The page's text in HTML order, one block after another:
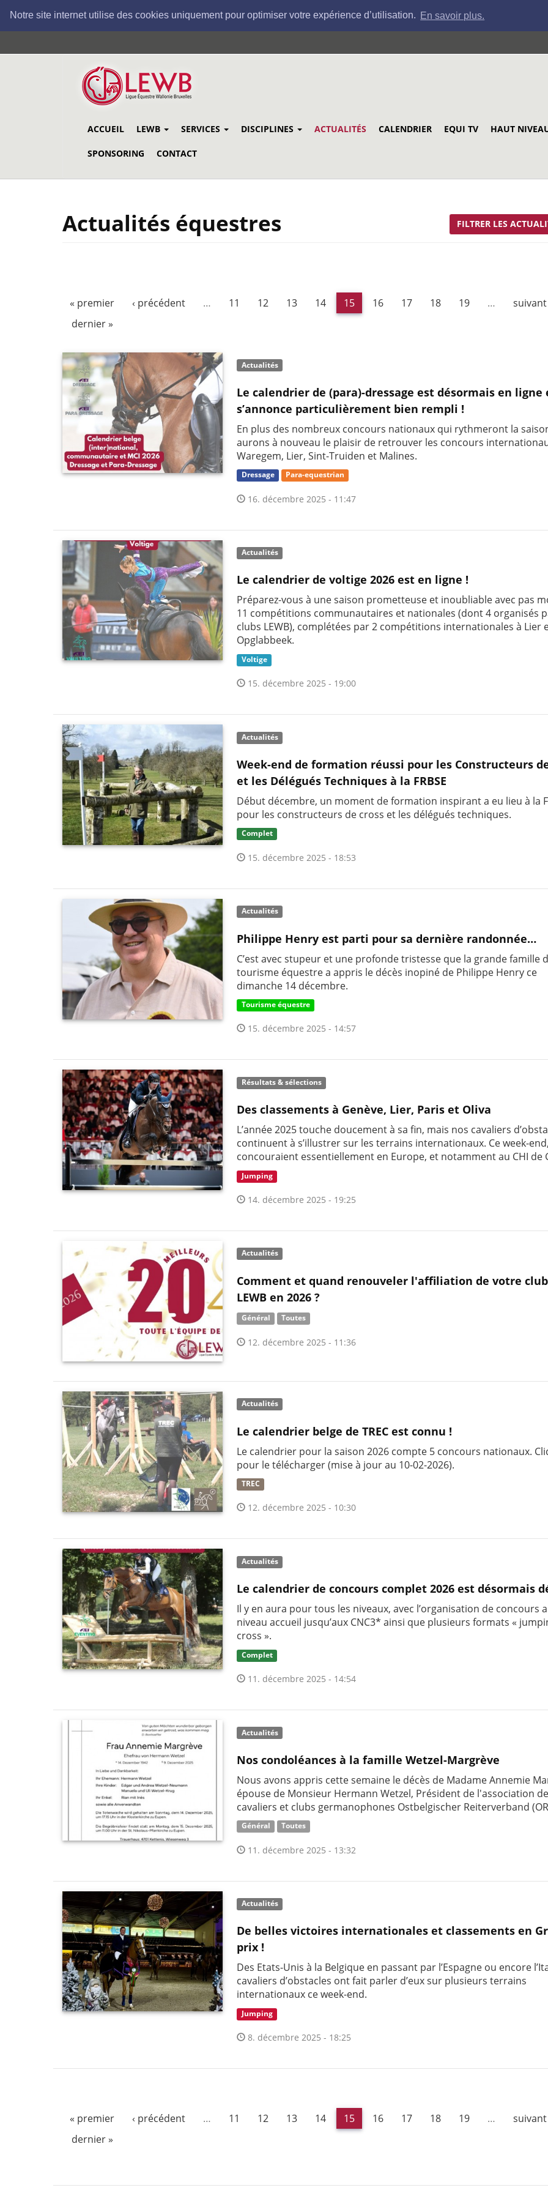
Notre site internet utilise des cookies uniquement pour optimiser votre expérience d’utilisation. En savoir plus.
au
ACCUEIL LEWB SERVICES DISCIPLINES ACTUALITÉS CALENDRIER EQUI TV HAUT
SPONSORING CONTACT
Actualités équestres FILTRER LES
« premier ‹ précédent … 11 12 13 14 15 16 17 18 19 …
suivant
dernier »
Actualités
Le calendrier de (para)-dressage est désormais en ligne
s’annonce particulièrement bien rempli !
En plus des nombreux concours nationaux qui rythmeront la
aurons à nouveau le plaisir de retrouver les concours
Waregem, Lier, Sint-Truiden et Malines.
Dressage Para-equestrian
16. décembre 2025 - 11:47
Actualités
Le calendrier de voltige 2026 est en ligne !
Préparez-vous à une saison prometteuse et inoubliable avec pas
11 compétitions communautaires et nationales (dont 4 organisés
clubs LEWB), complétées par 2 compétitions internationales à Lier
Opglabbeek.
Voltige
15. décembre 2025 - 19:00
Actualités
Week-end de formation réussi pour les Constructeurs
et les Délégués Techniques à la FRBSE
Début décembre, un moment de formation inspirant a eu lieu à la
pour les constructeurs de cross et les délégués techniques.
Complet
15. décembre 2025 - 18:53
Actualités
Philippe Henry est parti pour sa dernière randonnée…
C’est avec stupeur et une profonde tristesse que la grande famille
tourisme équestre a appris le décès inopiné de Philippe Henry ce
dimanche 14 décembre.
Tourisme équestre
15. décembre 2025 - 14:57
Résultats & sélections
Des classements à Genève, Lier, Paris et Oliva
L’année 2025 touche doucement à sa fin, mais nos cavaliers
continuent à s’illustrer sur les terrains internationaux. Ce week-
concouraient essentiellement en Europe, et notamment au CHI de
Jumping
14. décembre 2025 - 19:25
Actualités
Comment et quand renouveler l'affiliation de votre
LEWB en 2026 ?
Général Toutes
12. décembre 2025 - 11:36
Actualités
Le calendrier belge de TREC est connu !
Le calendrier pour la saison 2026 compte 5 concours nationaux.
pour le télécharger (mise à jour au 10-02-2026).
TREC
12. décembre 2025 - 10:30
Actualités
Le calendrier de concours complet 2026 est désormais
Il y en aura pour tous les niveaux, avec l’organisation de concours
niveau accueil jusqu’aux CNC3* ainsi que plusieurs formats «
cross ».
Complet
11. décembre 2025 - 14:54
Actualités
Nos condoléances à la famille Wetzel-Margrève
Nous avons appris cette semaine le décès de Madame Annemie
épouse de Monsieur Hermann Wetzel, Président de l'association
cavaliers et clubs germanophones Ostbelgischer Reiterverband
Général Toutes
11. décembre 2025 - 13:32
Actualités
De belles victoires internationales et classements en
prix !
Des Etats-Unis à la Belgique en passant par l’Espagne ou encore
cavaliers d’obstacles ont fait parler d’eux sur plusieurs terrains
internationaux ce week-end.
Jumping
8. décembre 2025 - 18:25
« premier ‹ précédent … 11 12 13 14 15 16 17 18 19 …
suivant
dernier »